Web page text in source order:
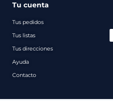
Tu cuenta
Tus pedidos
Tus listas
Tus direcciones
Ayuda
Contacto